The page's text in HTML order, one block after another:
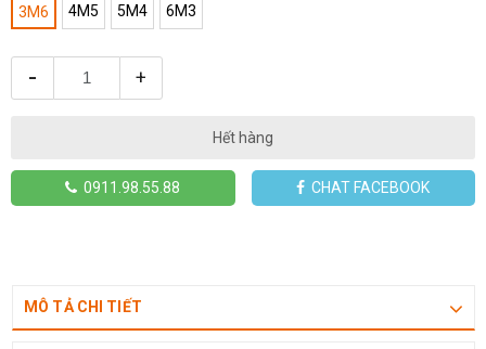
3M6 4M5 5M4 6M3
- +
Hết hàng
0911.98.55.88 CHAT FACEBOOK
MÔ TẢ CHI TIẾT